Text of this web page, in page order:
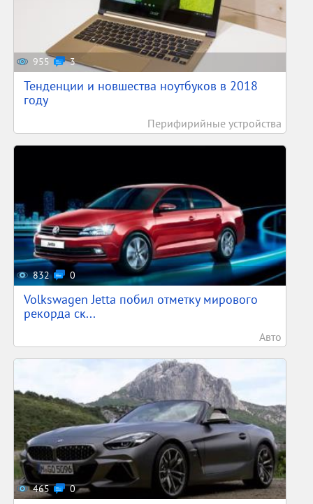
955 3
Тенденции и новшества ноутбуков в 2018
году
Перифирийные устройства
832 0
Volkswagen Jetta побил отметку мирового
рекорда ск...
Авто
465 0